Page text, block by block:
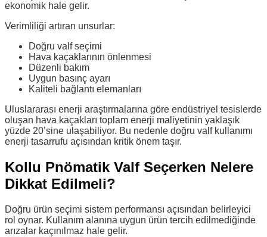
ekonomik hale gelir.
Verimliliği artıran unsurlar:
Doğru valf seçimi
Hava kaçaklarının önlenmesi
Düzenli bakım
Uygun basınç ayarı
Kaliteli bağlantı elemanları
Uluslararası enerji araştırmalarına göre endüstriyel tesislerde
oluşan hava kaçakları toplam enerji maliyetinin yaklaşık
yüzde 20’sine ulaşabiliyor. Bu nedenle doğru valf kullanımı
enerji tasarrufu açısından kritik önem taşır.
Kollu Pnömatik Valf Seçerken Nelere
Dikkat Edilmeli?
Doğru ürün seçimi sistem performansı açısından belirleyici
rol oynar. Kullanım alanına uygun ürün tercih edilmediğinde
arızalar kaçınılmaz hale gelir.